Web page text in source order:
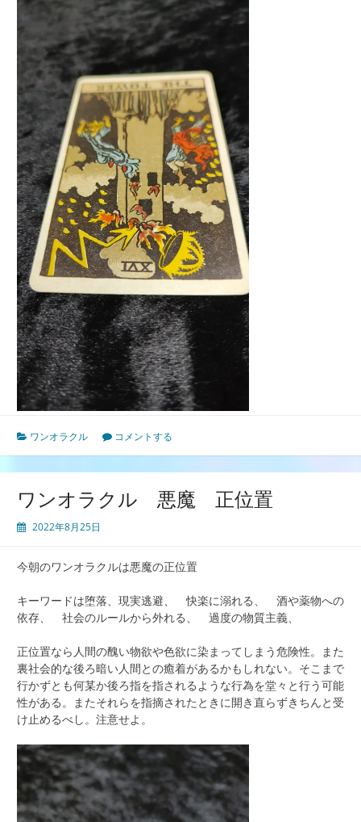
ワンオラクル コメントする
ワンオラクル 悪魔 正位置
2022年8月25日
今朝のワンオラクルは悪魔の正位置
キーワードは堕落、現実逃避、 快楽に溺れる、 酒や薬物への
依存、 社会のルールから外れる、 過度の物質主義、
正位置なら人間の醜い物欲や色欲に染まってしまう危険性。また
裏社会的な後ろ暗い人間との癒着があるかもしれない。そこまで
行かずとも何某か後ろ指を指されるような行為を堂々と行う可能
性がある。またそれらを指摘されたときに開き直らずきちんと受
け止めるべし。注意せよ。